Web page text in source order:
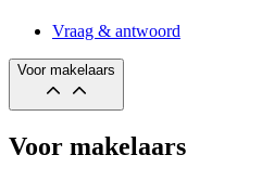
Vraag & antwoord
Voor makelaars
Voor makelaars